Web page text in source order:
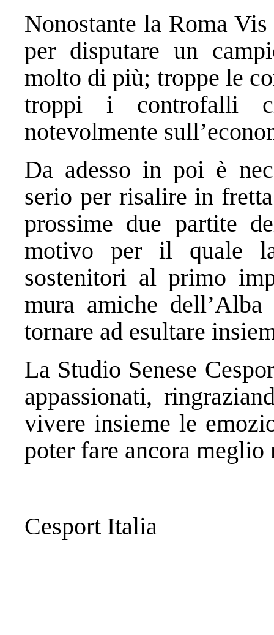
Nonostante la Roma
per disputare un
molto di più; troppe le
troppi i controfalli
notevolmente
Da adesso in poi è
serio per risalire in
prossime due partite
motivo per il quale
sostenitori al primo
mura amiche
tornare ad esultare
La Studio Senese
appassionati,
vivere insieme le
poter fare ancora meglio
Cesport Italia